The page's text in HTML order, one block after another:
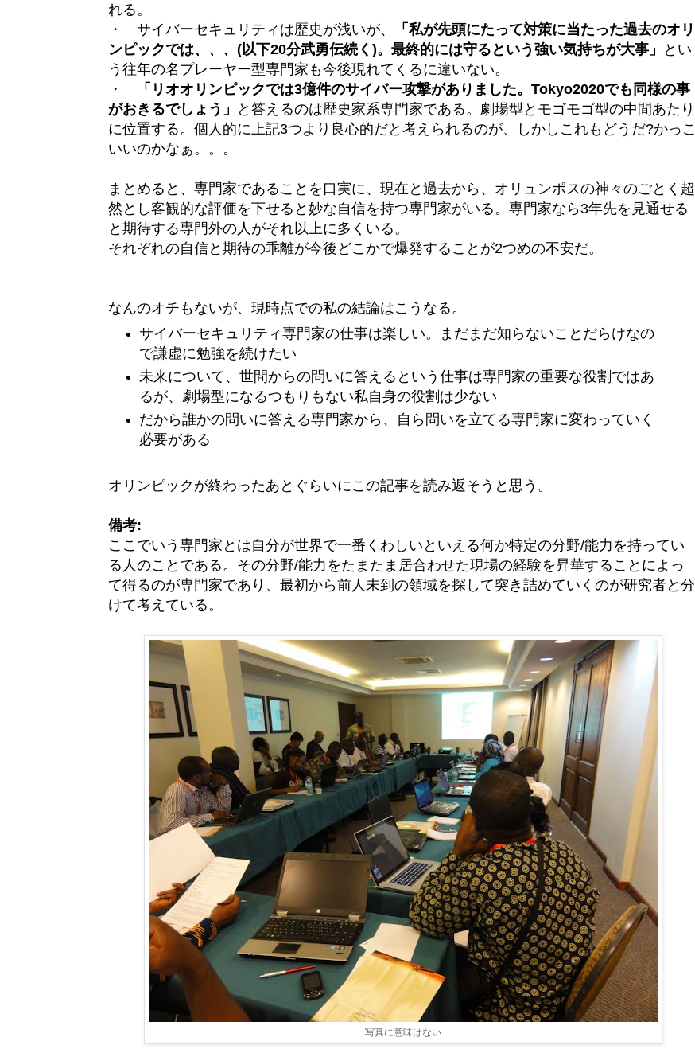
れる。
・ サイバーセキュリティは歴史が浅いが、
「私が先頭にたって対策に当たった過去のオリ
ンピックでは、、、(以下20分武勇伝続く)。最終的には守るという強い気持ちが大事」
とい
う往年の名プレーヤー型専門家も今後現れてくるに違いない。
・
「リオオリンピックでは3億件のサイバー攻撃がありました。Tokyo2020でも同様の事
がおきるでしょう」
と答えるのは歴史家系専門家である。劇場型とモゴモゴ型の中間あたり
に位置する。個人的に上記3つより良心的だと考えられるのが、しかしこれもどうだ?かっこ
いいのかなぁ。。。
まとめると、専門家であることを口実に、現在と過去から、オリュンポスの神々のごとく超
然とし客観的な評価を下せると妙な自信を持つ専門家がいる。専門家なら3年先を見通せる
と期待する専門外の人がそれ以上に多くいる。
それぞれの自信と期待の乖離が今後どこかで爆発することが2つめの不安だ。
なんのオチもないが、現時点での私の結論はこうなる。
サイバーセキュリティ専門家の仕事は楽しい。まだまだ知らないことだらけなの
で謙虚に勉強を続けたい
未来について、世間からの問いに答えるという仕事は専門家の重要な役割ではあ
るが、劇場型になるつもりもない私自身の役割は少ない
だから誰かの問いに答える専門家から、自ら問いを立てる専門家に変わっていく
必要がある
オリンピックが終わったあとぐらいにこの記事を読み返そうと思う。
備考:
ここでいう専門家とは自分が世界で一番くわしいといえる何か特定の分野/能力を持ってい
る人のことである。その分野/能力をたまたま居合わせた現場の経験を昇華することによっ
て得るのが専門家であり、最初から前人未到の領域を探して突き詰めていくのが研究者と分
けて考えている。
写真に意味はない